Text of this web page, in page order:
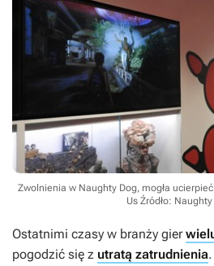
Zwolnienia w Naughty Dog, mogła
Us Źródło: Naughty
Ostatnimi czasy w branży gier
pogodzić się z utratą zatrudnienia